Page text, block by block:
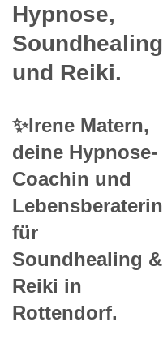
Hypnose,
Soundhealing
und Reiki.
✨Irene Matern,
deine Hypnose-
Coachin und
Lebensberaterin
für
Soundhealing &
Reiki in
Rottendorf.